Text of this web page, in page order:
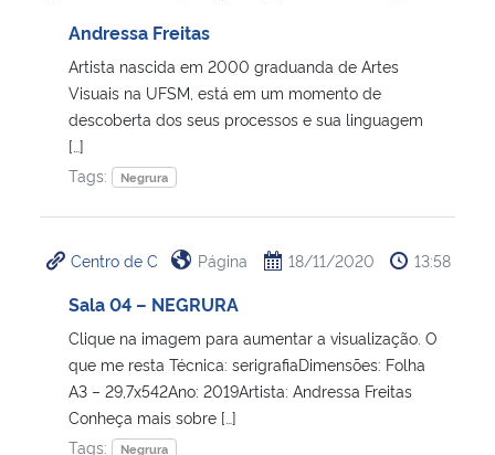
Andressa Freitas
Artista nascida em 2000 graduanda de Artes
Visuais na UFSM, está em um momento de
descoberta dos seus processos e sua linguagem
[…]
Tags:
Negrura
Centro de C Página 18/11/2020 13:58
Sala 04 – NEGRURA
Clique na imagem para aumentar a visualização. O
que me resta Técnica: serigrafiaDimensões: Folha
A3 – 29,7x542Ano: 2019Artista: Andressa Freitas
Conheça mais sobre […]
Tags:
Negrura